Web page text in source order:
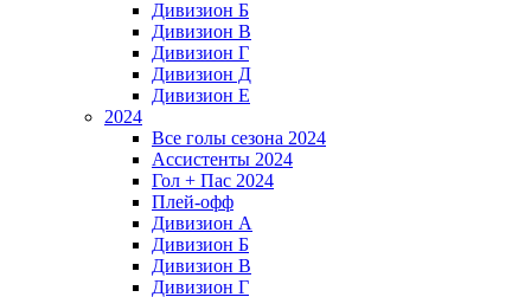
Дивизион Б
Дивизион В
Дивизион Г
Дивизион Д
Дивизион Е
2024
Все голы сезона 2024
Ассистенты 2024
Гол + Пас 2024
Плей-офф
Дивизион A
Дивизион Б
Дивизион В
Дивизион Г